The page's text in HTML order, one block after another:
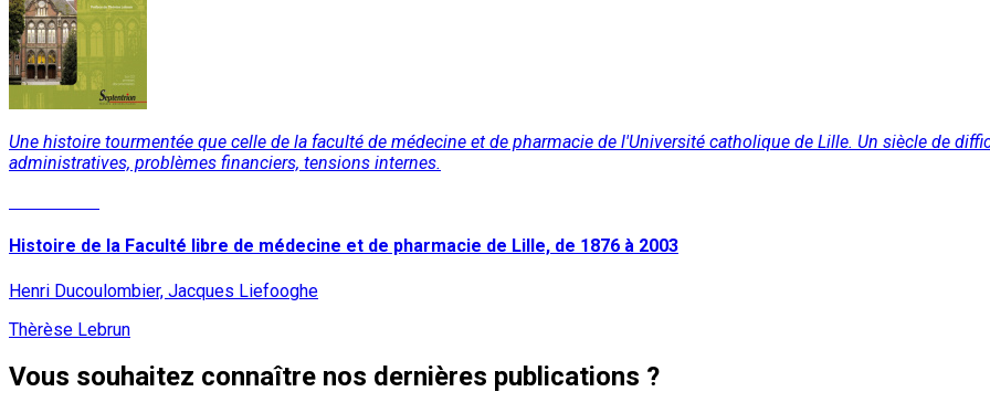
Une histoire tourmentée que celle de la faculté de médecine et de pharmacie de l'Université catholique de Lille. Un siècle de
administratives, problèmes financiers, tensions internes.
Histoire de la Faculté libre de médecine et de pharmacie de Lille, de 1876 à 2003
Henri Ducoulombier, Jacques Liefooghe
Thèrèse Lebrun
Vous souhaitez connaître nos dernières publications ?